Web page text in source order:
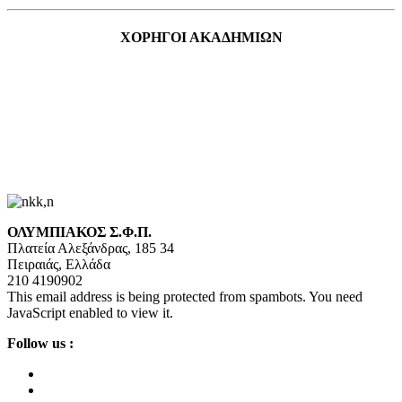
ΧΟΡΗΓΟΙ ΑΚΑΔΗΜΙΩΝ
ΟΛΥΜΠΙΑΚΟΣ Σ.Φ.Π.
Πλατεία Αλεξάνδρας, 185 34
Πειραιάς, Ελλάδα
210 4190902
This email address is being protected from spambots. You need
JavaScript enabled to view it.
Follow us :